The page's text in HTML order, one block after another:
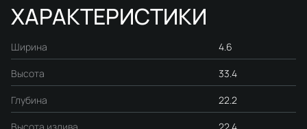
ХАРАКТЕРИСТИКИ
Ширина 4.6
Высота 33.4
Глубина 22.2
Высота излива 22.4